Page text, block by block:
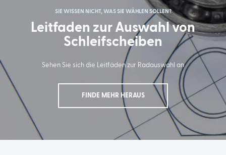
KONTAKT
SIE WISSEN NICHT, WAS SIE WÄHLEN SOLLEN?
Leitfaden zur Auswahl von
Schleifscheiben
Sehen Sie sich die Leitfäden zur Radauswahl an
FINDE MEHR HERAUS